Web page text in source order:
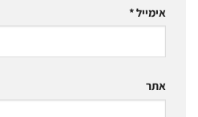
אימייל*
אתר